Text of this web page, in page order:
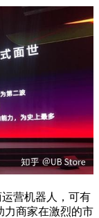
营机器人，可有
力商家在激烈的市